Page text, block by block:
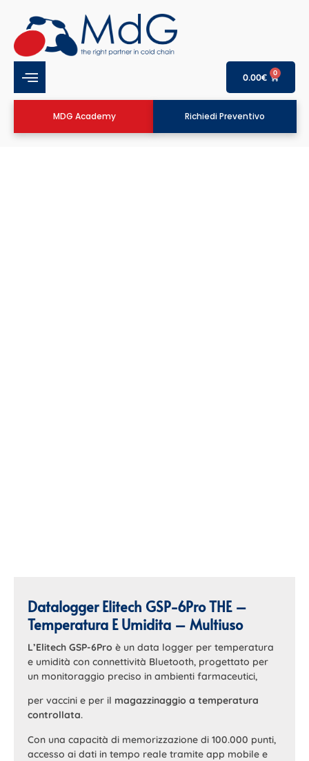
0.00€ 0
MDG Academy Richiedi Preventivo
Datalogger Elitech GSP-6Pro THE –
Temperatura E Umidita – Multiuso
L’Elitech GSP-6Pro è un data logger per temperatura
e umidità con connettività Bluetooth, progettato per
un monitoraggio preciso in ambienti farmaceutici,
per vaccini e per il magazzinaggio a temperatura
controllata.
Con una capacità di memorizzazione di 100.000 punti,
accesso ai dati in tempo reale tramite app mobile e